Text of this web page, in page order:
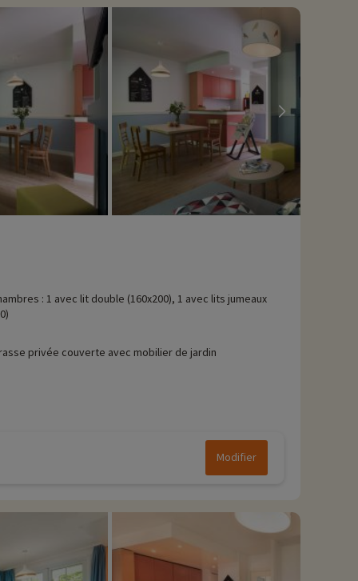
: 1 avec lit double (160x200), 1 avec lits jumeaux
privée couverte avec mobilier de jardin
Modifier